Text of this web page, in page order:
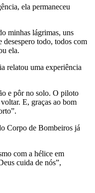
ela permaneceu
minhas lágrimas, uns
todo, todos com
ela.
relatou uma experiência
e pôr no solo. O piloto
E, graças ao bom
Corpo de Bombeiros já
com a hélice em
cuida de nós”,